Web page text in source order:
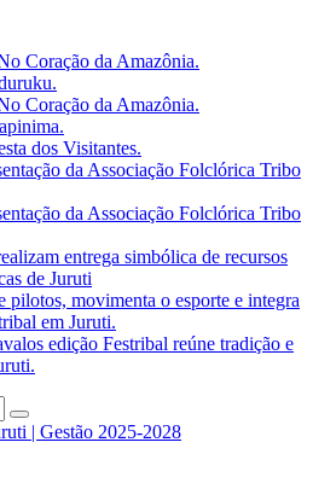
Coração da Amazônia.
Coração da Amazônia.
dos Visitantes.
da Associação Folclórica Tribo
da Associação Folclórica Tribo
entrega simbólica de recursos
de Juruti
pilotos, movimenta o esporte e integra
em Juruti.
edição Festribal reúne tradição e